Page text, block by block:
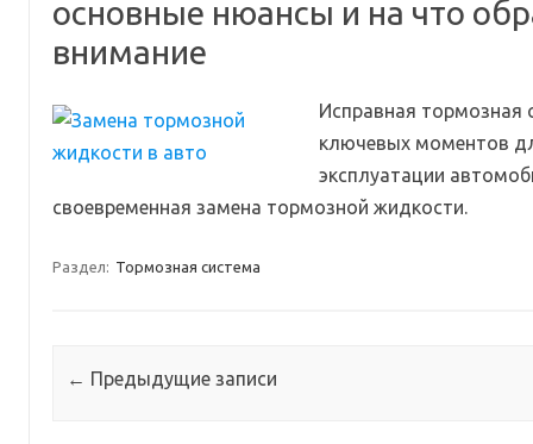
основные нюансы и на что
внимание
Исправная тормозная
ключевых моментов
эксплуатации
своевременная замена тормозной жидкости.
Раздел: Тормозная система
Навигация по записям
← Предыдущие записи